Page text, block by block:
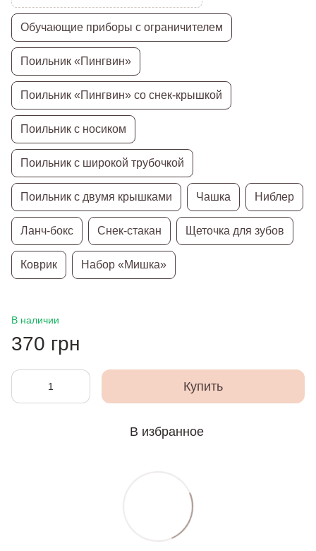
Обучающие приборы с ограничителем
Поильник «Пингвин»
Поильник «Пингвин» со снек-крышкой
Поильник с носиком
Поильник с широкой трубочкой
Поильник с двумя крышками Чашка Ниблер
Ланч-бокс Снек-стакан Щеточка для зубов
Коврик Набор «Мишка»
В наличии
370 грн
Купить
В избранное